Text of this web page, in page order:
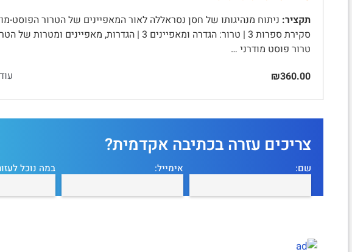
תקציר:
טרור פוסט מודרני …
₪360.00
צריכים עזרה בכתיבה אקדמית?
שם: אימייל: במה נוכל